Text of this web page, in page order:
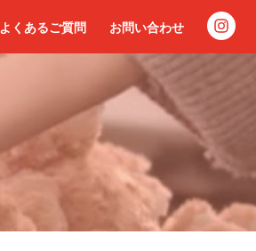
よくあるご質問 お問い合わせ